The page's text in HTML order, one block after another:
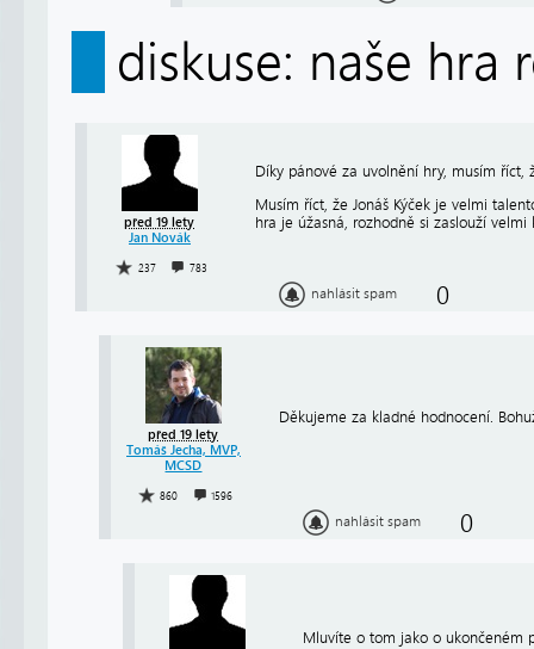
diskuse: naše hra
před 19 lety
Jan Novák
237 783
Díky pánové za uvolnění hry, musím říct,
Musím říct, že Jonáš Kýček je velmi
hra je úžasná, rozhodně si zaslouží velmi
nahlásit spam 0
před 19 lety
Tomáš Jecha, MVP,
MCSD
860 1596
Děkujeme za kladné hodnocení.
nahlásit spam 0
Mluvíte o tom jako o ukončeném